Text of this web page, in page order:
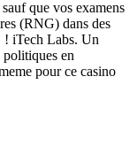
que vos examens
(RNG) dans des
! iTech Labs. Un
politiques en
pour ce casino